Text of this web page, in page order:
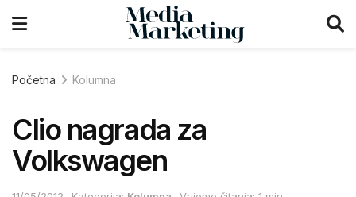
Početna Kolumna
Clio nagrada za
Volkswagen